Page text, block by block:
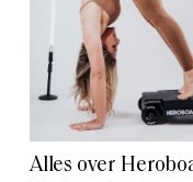
Alles over